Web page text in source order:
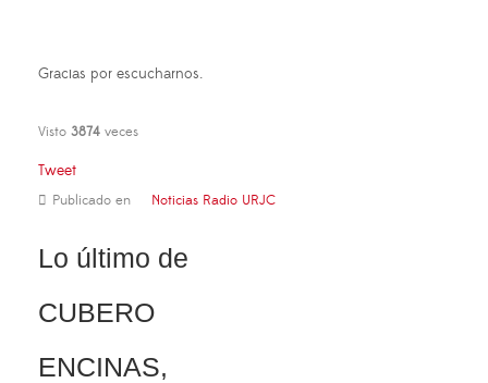
Gracias por escucharnos.
Visto 3874 veces
Tweet
Publicado en Noticias Radio URJC
Lo último de
CUBERO
ENCINAS,